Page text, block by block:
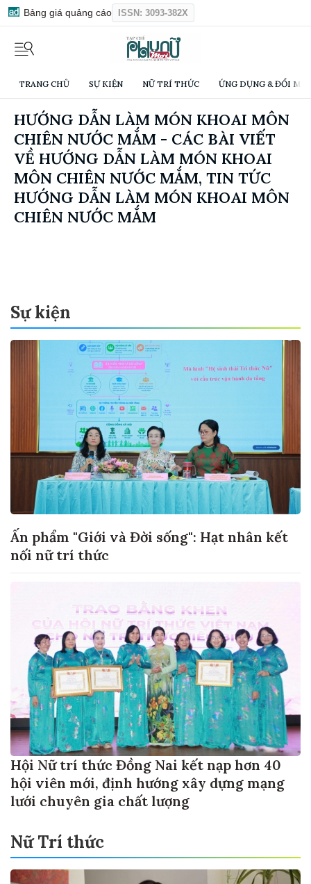
Bảng giá quảng cáo ISSN: 3093-382X
TRANG CHỦ SỰ KIỆN NỮ TRÍ THỨC ỨNG DỤNG & ĐỔI
HƯỚNG DẪN LÀM MÓN KHOAI MÔN
CHIÊN NƯỚC MẮM - CÁC BÀI VIẾT
VỀ HƯỚNG DẪN LÀM MÓN KHOAI
MÔN CHIÊN NƯỚC MẮM, TIN TỨC
HƯỚNG DẪN LÀM MÓN KHOAI MÔN
CHIÊN NƯỚC MẮM
Sự kiện
Ấn phẩm "Giới và Đời sống": Hạt nhân kết
nối nữ trí thức
Hội Nữ trí thức Đồng Nai kết nạp hơn 40
hội viên mới, định hướng xây dựng mạng
lưới chuyên gia chất lượng
Nữ Trí thức